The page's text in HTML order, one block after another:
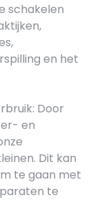
schakelen
en het
Door
en
Dit kan
te gaan met
te